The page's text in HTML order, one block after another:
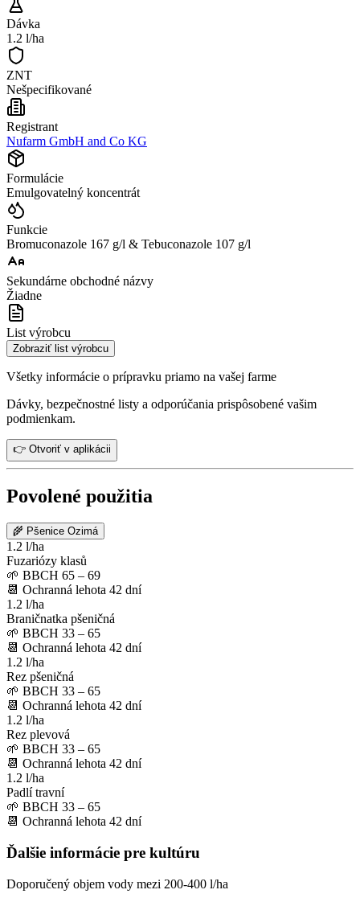
Dávka
1.2 l/ha
ZNT
Nešpecifikované
Registrant
Nufarm GmbH and Co KG
Formulácie
Emulgovatelný koncentrát
Funkcie
Bromuconazole 167 g/l & Tebuconazole 107 g/l
Sekundárne obchodné názvy
Žiadne
List výrobcu
Zobraziť list výrobcu
Všetky informácie o prípravku priamo na vašej farme
Dávky, bezpečnostné listy a odporúčania prispôsobené vašim
podmienkam.
👉 Otvoriť v aplikácii
Povolené použitia
🌾 Pšenice Ozimá
1.2 l/ha
Fuzariózy klasů
🌱 BBCH 65 – 69
📆 Ochranná lehota 42 dní
1.2 l/ha
Braničnatka pšeničná
🌱 BBCH 33 – 65
📆 Ochranná lehota 42 dní
1.2 l/ha
Rez pšeničná
🌱 BBCH 33 – 65
📆 Ochranná lehota 42 dní
1.2 l/ha
Rez plevová
🌱 BBCH 33 – 65
📆 Ochranná lehota 42 dní
1.2 l/ha
Padlí travní
🌱 BBCH 33 – 65
📆 Ochranná lehota 42 dní
Ďalšie informácie pre kultúru
Doporučený objem vody mezi 200-400 l/ha